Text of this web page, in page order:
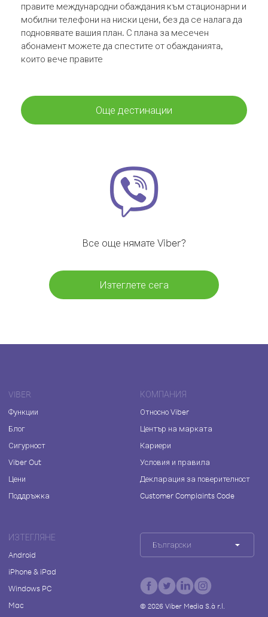
правите международни обаждания към стационарни и
мобилни телефони на ниски цени, без да се налага да
подновявате вашия план. С плана за месечен
абонамент можете да спестите от обажданията,
които вече правите
Още дестинации
Все още нямате Viber?
Изтеглете сега
VIBER
Функции
Блог
Сигурност
Viber Out
Цени
Поддръжка
КОМПАНИЯ
Относно Viber
Център на марката
Кариери
Условия и правила
Декларация за поверителност
Customer Complaints Code
ИЗТЕГЛЯНЕ
Android
iPhone & iPad
Windows PC
Mac
Български
© 2026Viber Media S.à r.l.